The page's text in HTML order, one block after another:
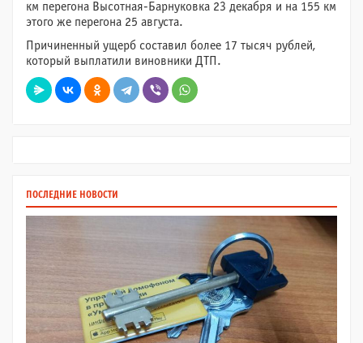
км перегона Высотная-Барнуковка 23 декабря и на 155 км
этого же перегона 25 августа.
Причиненный ущерб составил более 17 тысяч рублей,
который выплатили виновники ДТП.
ПОСЛЕДНИЕ НОВОСТИ